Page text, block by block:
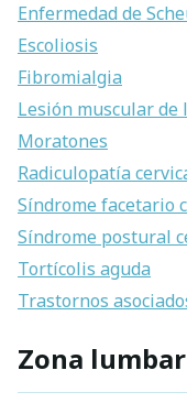
Enfermedad de
Escoliosis
Fibromialgia
Lesión muscular
Moratones
Radiculopatía
Síndrome facetario
Síndrome postural
Tortícolis aguda
Trastornos
Zona lumbar